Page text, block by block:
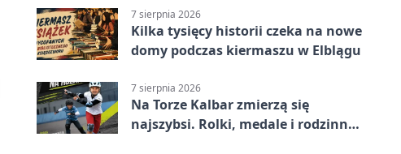
7 sierpnia 2026
Kilka tysięcy historii czeka na nowe
domy podczas kiermaszu w Elblągu
7 sierpnia 2026
Na Torze Kalbar zmierzą się
najszybsi. Rolki, medale i rodzinna